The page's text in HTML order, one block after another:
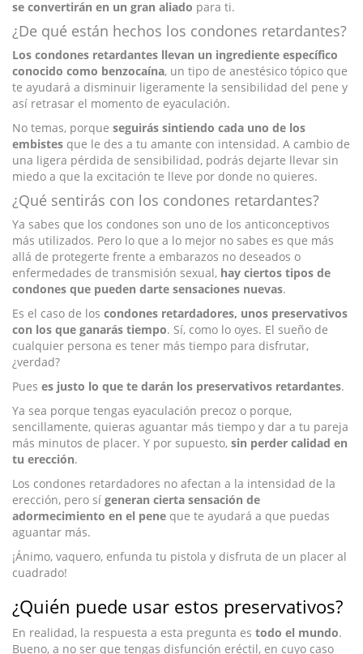
se convertirán en un gran aliado para ti.
¿De qué están hechos los condones retardantes?
Los condones retardantes llevan un ingrediente específico
conocido como benzocaína, un tipo de anestésico tópico que
te ayudará a disminuir ligeramente la sensibilidad del pene y
así retrasar el momento de eyaculación.
No temas, porque seguirás sintiendo cada uno de los
embistes que le des a tu amante con intensidad. A cambio de
una ligera pérdida de sensibilidad, podrás dejarte llevar sin
miedo a que la excitación te lleve por donde no quieres.
¿Qué sentirás con los condones retardantes?
Ya sabes que los condones son uno de los anticonceptivos
más utilizados. Pero lo que a lo mejor no sabes es que más
allá de protegerte frente a embarazos no deseados o
enfermedades de transmisión sexual, hay ciertos tipos de
condones que pueden darte sensaciones nuevas.
Es el caso de los condones retardadores, unos preservativos
con los que ganarás tiempo. Sí, como lo oyes. El sueño de
cualquier persona es tener más tiempo para disfrutar,
¿verdad?
Pues es justo lo que te darán los preservativos retardantes.
Ya sea porque tengas eyaculación precoz o porque,
sencillamente, quieras aguantar más tiempo y dar a tu pareja
más minutos de placer. Y por supuesto, sin perder calidad en
tu erección.
Los condones retardadores no afectan a la intensidad de la
erección, pero sí generan cierta sensación de
adormecimiento en el pene que te ayudará a que puedas
aguantar más.
¡Ánimo, vaquero, enfunda tu pistola y disfruta de un placer al
cuadrado!
¿Quién puede usar estos preservativos?
En realidad, la respuesta a esta pregunta es todo el mundo.
Bueno, a no ser que tengas disfunción eréctil, en cuyo caso